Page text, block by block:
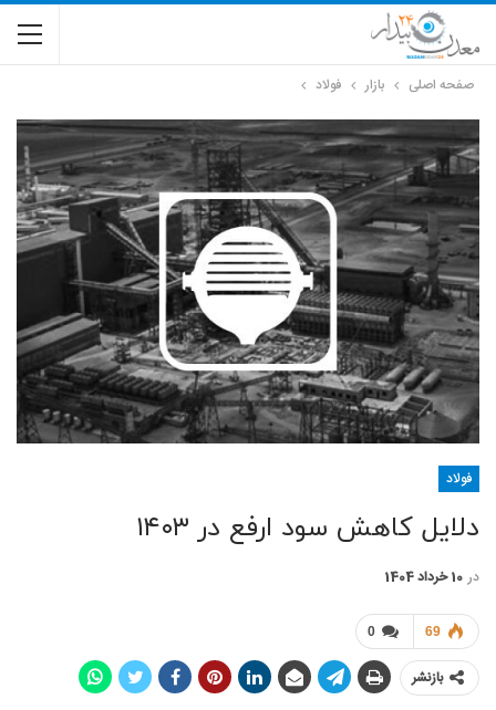
صفحه اصلی بازار فولاد
فولاد
دلایل کاهش سود ارفع در ۱۴۰۳
در 10 خرداد 1404
0 69
بازنشر